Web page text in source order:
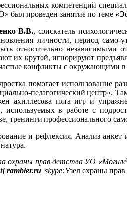
компетенций
был проведен занятие по теме
В.В., соискатель
личности, период
относительно независимыми
их крутой, игнорируют
конфликты с окружающими в
помогает использование
педагогический центр».
ахиллесова пята игр и
используемых в работе с
тренинги профессионального
и рефлексия. Анализ
охраны прав детства УО
rambler.ru, skype:Узел охраны прав